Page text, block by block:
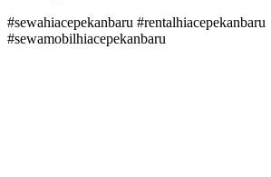
#sewahiacepekanbaru #rentalhiacepekanbaru
#sewamobilhiacepekanbaru